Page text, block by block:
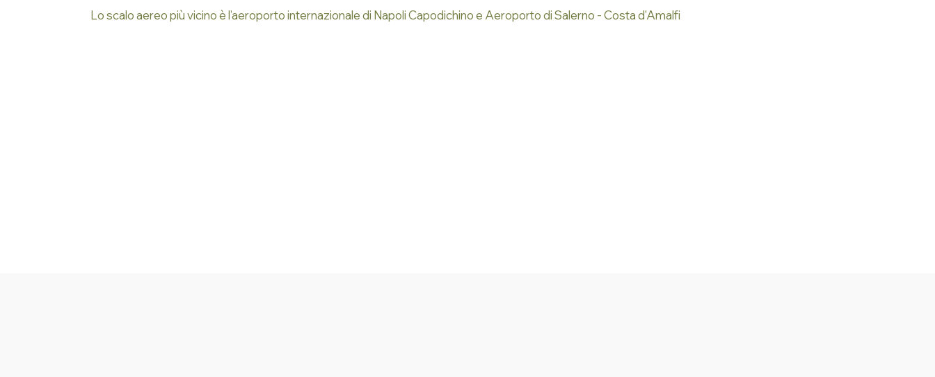
Lo scalo aereo più vicino è l’aeroporto internazionale di Napoli Capodichino e Aeroporto di Salerno - Costa d'Amalfi